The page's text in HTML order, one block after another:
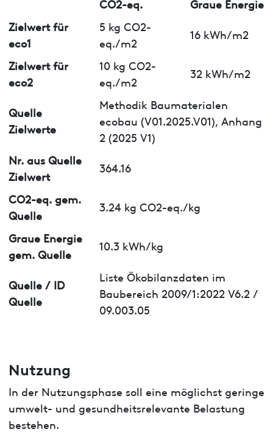
CO2-eq.
Graue Energie
Zielwert für
eco1
5 kg CO2-
eq./m2
16 kWh/m2
Zielwert für
eco2
10 kg CO2-
eq./m2
32 kWh/m2
Quelle
Zielwerte
Methodik Baumaterialen
ecobau (V01.2025.V01), Anhang
2 (2025 V1)
Nr. aus Quelle
Zielwert
364.16
CO2-eq. gem.
Quelle
3.24 kg CO2-eq./kg
Graue Energie
gem. Quelle
10.3 kWh/kg
Quelle / ID
Quelle
Liste Ökobilanzdaten im
Baubereich 2009/1:2022 V6.2 /
09.003.05
Nutzung
In der Nutzungsphase soll eine möglichst geringe
umwelt- und gesundheitsrelevante Belastung
bestehen.